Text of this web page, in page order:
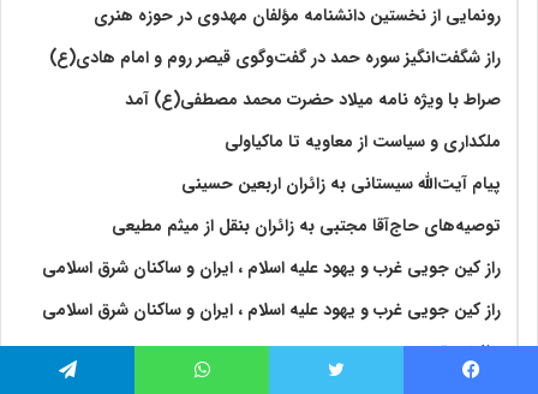
رونمایی از نخستین دانشنامه مؤلفان مهدوی در حوزه هنری
راز شگفت‌انگیز سوره حمد در گفت‌وگوی قیصر روم و امام هادی(ع)
صراط با ویژه نامه میلاد حضرت محمد مصطفی(ع) آمد
ملکداری و سیاست از معاویه تا ماکیاولی
پیام آیت‌الله سیستانی به زائران اربعین حسینی
توصیه‌های حاج‌آقا مجتبی به زائران بنقل از میثم مطیعی
راز کین جویی غرب و یهود علیه اسلام ، ایران و ساکنان شرق اسلامی
راز کین جویی غرب و یهود علیه اسلام ، ایران و ساکنان شرق اسلامی
مثلث مقدس